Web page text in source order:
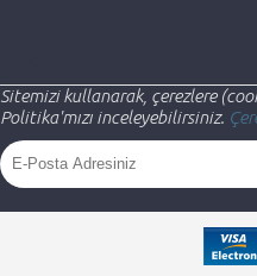
Sitemizi kullanarak, çerezlere
Politika'mızı inceleyebilirsiniz.